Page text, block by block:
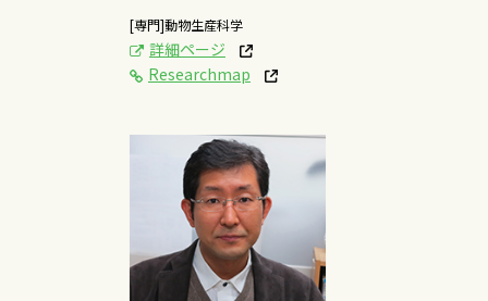
[専門]動物生産科学
詳細ページ
Researchmap
[研究テーマ]
昆虫の発生・再生と進
化のメカニズム
概要はこちら